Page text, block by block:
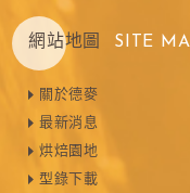
網站地圖 SITE
關於德麥
最新消息
烘焙園地
型錄下載